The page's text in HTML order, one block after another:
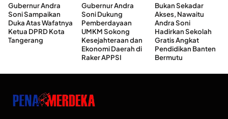
Gubernur Andra
Soni Sampaikan
Duka Atas Wafatnya
Ketua DPRD Kota
Tangerang
Gubernur Andra
Soni Dukung
Pemberdayaan
UMKM Sokong
Kesejahteraan dan
Ekonomi Daerah di
Raker APPSI
Bukan Sekadar
Akses, Nawaitu
Andra Soni
Hadirkan Sekolah
Gratis Angkat
Pendidikan Banten
Bermutu